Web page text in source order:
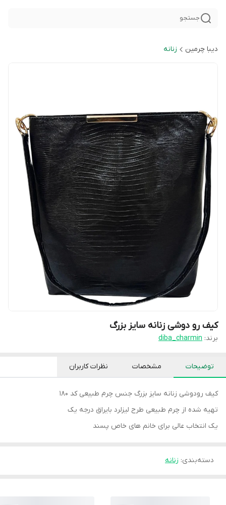
جستجو
دیبا چرمین زنانه
کیف رو دوشی زنانه سایز بزرگ
برند: diba_charmin
توضیحات مشخصات نظرات کاربران
کیف رودوشی زنانه سایز بزرگ جنس چرم طبیعی کد ۱۸۰
تهیه شده از چرم طبیعی طرح لیزلرد بایراق درجه یک
یک انتخاب عالی برای خانم های خاص پسند
دسته‌بندی: زنانه